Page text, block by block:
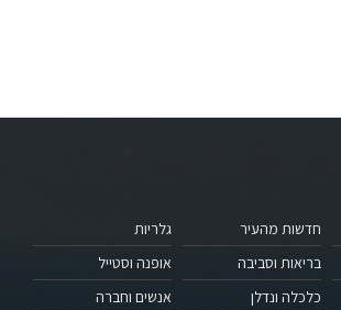
חדשות מהעיר
בריאות וסביבה
כלכלה ונדלן
גלריות
אופנה וסטייל
אנשים וחברה